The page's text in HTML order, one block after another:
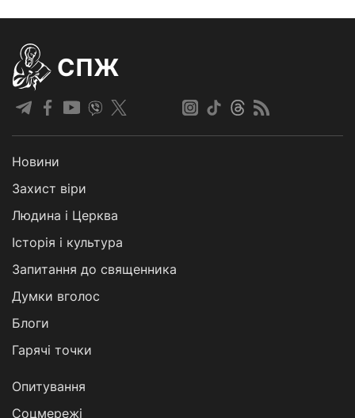
СПЖ
Новини
Захист віри
Людина і Церква
Історія і культура
Запитання до священника
Думки вголос
Блоги
Гарячі точки
Опитування
Соцмережі